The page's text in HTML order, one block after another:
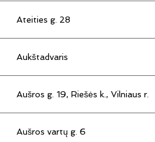
Ateities g. 28
Aukštadvaris
Aušros g. 19, Riešės k., Vilniaus r.
Aušros vartų g. 6